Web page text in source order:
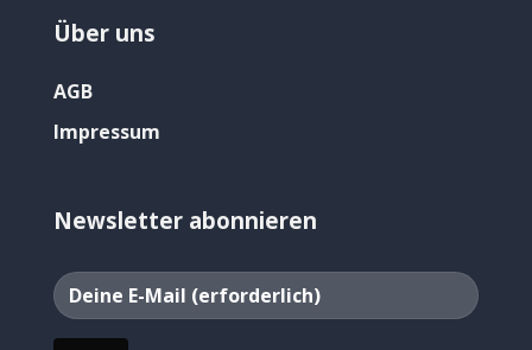
Über uns
AGB
Impressum
Newsletter abonnieren